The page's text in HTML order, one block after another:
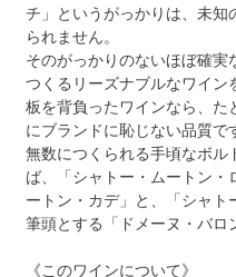
チ」というがっかりは、未知
られません。
そのがっかりのないほぼ確
つくるリーズナブルなワイン
板を背負ったワインなら、た
にブランドに恥じない品質で
無数につくられる手頃なボル
ば、「シャトー・ムートン・
ートン・カデ」と、「シャト
筆頭とする「ドメーヌ・バロ
《このワインについて》